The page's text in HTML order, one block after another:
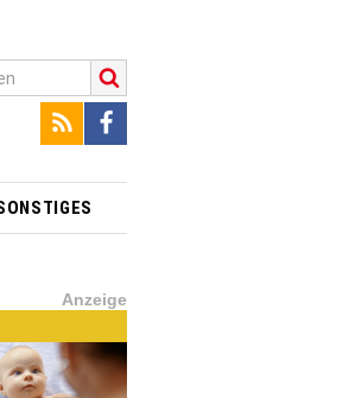
Anzeige
Sie einfach